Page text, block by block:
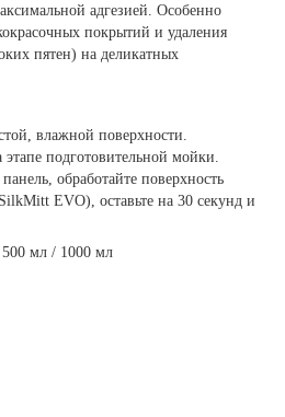
адгезией. Особенно
покрытий и удаления
пятен) на деликатных
влажной поверхности.
подготовительной мойки.
обработайте поверхность
EVO), оставьте на 30 секунд и
500 мл / 1000 мл